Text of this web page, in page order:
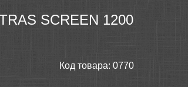
SCREEN 1200
Код товара: 0770